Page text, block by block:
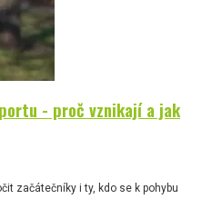
- proč vznikají a jak
začátečníky i ty, kdo se k pohybu